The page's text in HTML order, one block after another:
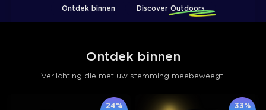
Ontdek binnen Discover Outdoors
Ontdek binnen
Verlichting die met uw stemming meebeweegt.
24%
33%